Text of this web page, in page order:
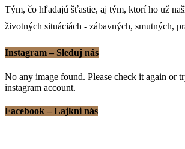
Tým, čo hľadajú šťastie, aj tým, ktorí ho už
životných situáciách - zábavných, smutných,
Instagram – Sleduj nás
No any image found. Please check it again or
instagram account.
Facebook – Lajkni nás